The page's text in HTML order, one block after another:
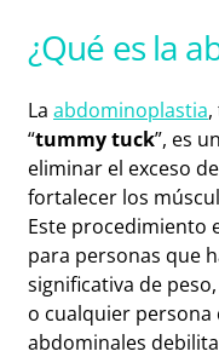
¿Qué es la
La abdominoplastia
“tummy tuck”, es
eliminar el exceso
fortalecer los
Este procedimiento
para personas que
significativa de
o cualquier persona
abdominales